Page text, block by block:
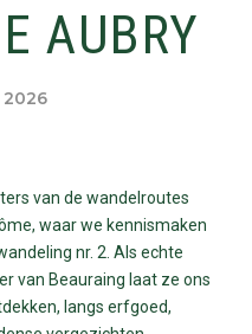
AUBRY
2026
van de wandelroutes
waar we kennismaken
nr. 2. Als echte
van Beauraing laat ze ons
langs erfgoed,